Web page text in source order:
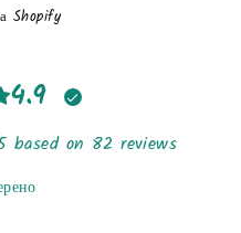
Shopify
4.9
based on 82 reviews.